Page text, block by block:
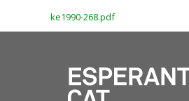
ke1990-268.pdf